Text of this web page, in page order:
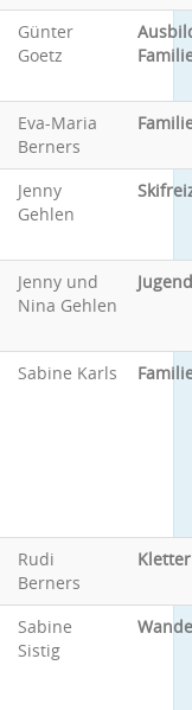
Günter
Goetz
Eva-Maria
Berners
Jenny
Gehlen
Jenny und
Nina Gehlen
Sabine Karls
Rudi
Berners
Sabine
Sistig